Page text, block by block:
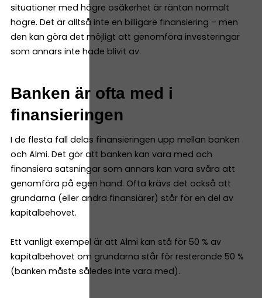
situationer med högre osäkerhet är räntan normalt
högre. Det är alltså inte en billigare finansiering – men
den kan göra det möjligt att genomföra investeringar
som annars inte hade blivit av.
Banken är ofta med i
finansieringen
I de flesta fall delas finansieringen upp mellan banken
och Almi. Det gör att banken kan vara med och
finansiera satsningar som annars kan vara svåra att
genomföra på egen hand. Ofta krävs det också att
grundarna (eller andra finansiärer) står för en del av
kapitalbehovet.
Ett vanligt exempel är att Almi kan stå för 50 % av
kapitalbehovet om grundarna står för resterande 50 %
(banken måste således inte vara med).